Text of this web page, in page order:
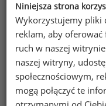
w 2014 roku
Niniejsza strona
Wykorzystujemy pliki
reklam, aby oferować
ruch w naszej
naszej witryny,
społecznościowym,
mogą połączyć te